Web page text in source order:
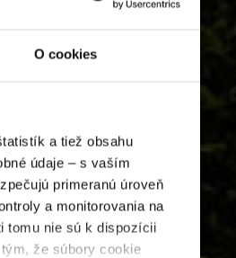
O cookies
a tiež obsahu
údaje – s vaším
primeranú úroveň
a monitorovania na
tomu nie sú k dispozícii
že súbory cookie